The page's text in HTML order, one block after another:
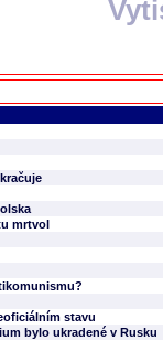
mrtvol
stavu
bylo ukradené v Rusku